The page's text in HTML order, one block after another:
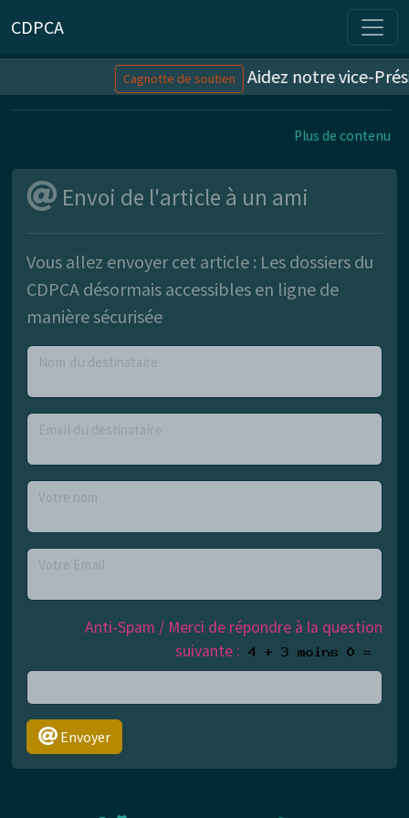
CDPCA
Cagnotte de soutien Aidez notre vice-
Plus de contenu
Envoi de l'article à un ami
Vous allez envoyer cet article : Les dossiers du
CDPCA désormais accessibles en ligne de
manière sécurisée
Nom du destinataire
Email du destinataire
Votre nom
Votre Email
Anti-Spam / Merci de répondre à la question
suivante :
Envoyer